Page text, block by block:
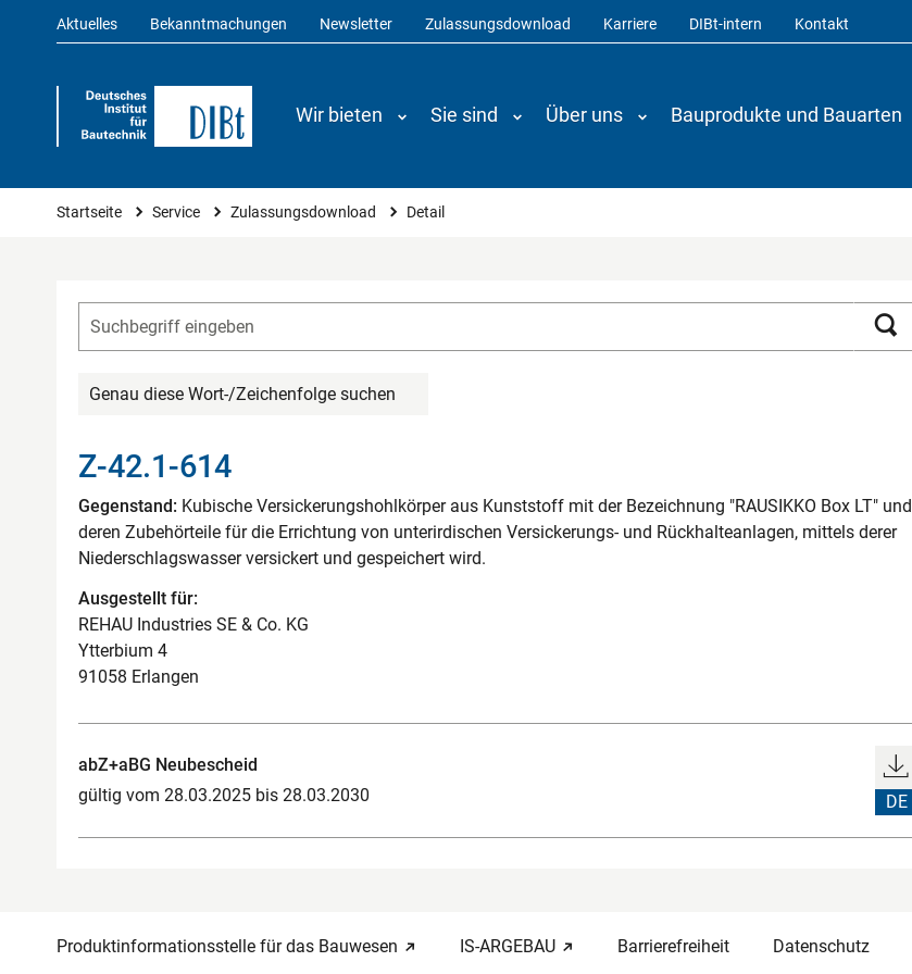
Aktuelles Bekanntmachungen Newsletter Zulassungsdownload Karriere DIBt-intern Kontakt
Wir bieten Sie sind Über uns Bauprodukte und Bauarten
Sie sind hier
Startseite Service Zulassungsdownload Detail
Genau diese Wort-/Zeichenfolge suchen
Z-42.1-614
Gegenstand: Kubische Versickerungshohlkörper aus Kunststoff mit der Bezeichnung "RAUSIKKO Box LT" und
deren Zubehörteile für die Errichtung von unterirdischen Versickerungs- und Rückhalteanlagen, mittels derer
Niederschlagswasser versickert und gespeichert wird.
Ausgestellt für:
REHAU Industries SE & Co. KG
Ytterbium 4
91058 Erlangen
abZ+aBG Neubescheid
gültig vom 28.03.2025 bis 28.03.2030
DE
Produktinformationsstelle für das Bauwesen IS-ARGEBAU Barrierefreiheit Datenschutz